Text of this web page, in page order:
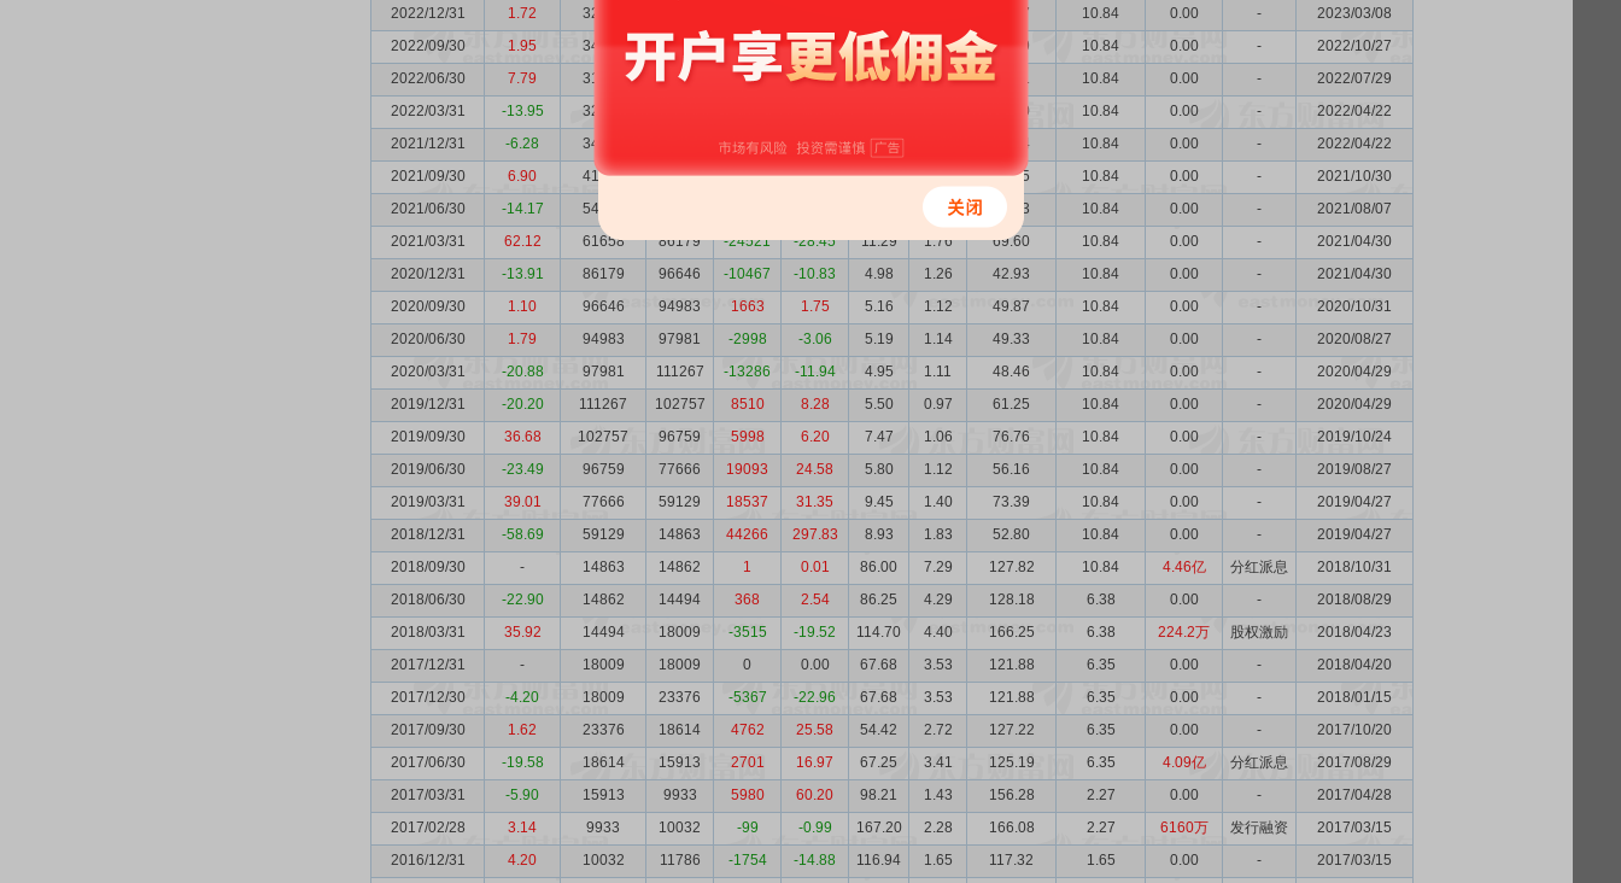
2022/12/31
1.72 32912 57.57 10.84 0.00 -
2023/03/08
2022/09/30
1.95 34191 31762 2429 7.65 16.55 3.17 56.59 10.84 0.00 -
2022/10/27
2022/06/30
7.79 31762 32207 -445 -1.38 17.48 3.41 55.51 10.84 0.00 -
2022/07/29
2022/03/31
-13.95 32207 51.50 10.84 0.00 -
2022/04/22
2021/12/31
-6.28 34726 -6927 -16.63 17.23 59.84 10.84 0.00 -
2022/04/22
2021/09/30
6.90 41653 54393 -12740 -23.42 15.33 2.60 63.85 10.84 0.00 -
2021/10/30
2021/06/30
-14.17 54393 1.99 59.73 10.84 0.00 -
2021/08/07
2021/03/31
62.12 61658 86179 -24521 -28.45 11.29 1.76 69.60 10.84 0.00 -
2021/04/30
2020/12/31
-13.91 86179 96646 -10467 -10.83 4.98 1.26 42.93 10.84 0.00 -
2021/04/30
2020/09/30
1.10 96646 94983 1663 1.75 5.16 1.12 49.87 10.84 0.00 -
2020/10/31
2020/06/30
1.79 94983 97981 -2998 -3.06 5.19 1.14 49.33 10.84 0.00 -
2020/08/27
2020/03/31
-20.88 97981 111267 -13286 -11.94 4.95 1.11 48.46 10.84 0.00 -
2020/04/29
2019/12/31
-20.20 111267 102757 8510 8.28 5.50 0.97 61.25 10.84 0.00 -
2020/04/29
2019/09/30
36.68 102757 96759 5998 6.20 7.47 1.06 76.76 10.84 0.00 -
2019/10/24
2019/06/30
-23.49 96759 77666 19093 24.58 5.80 1.12 56.16 10.84 0.00 -
2019/08/27
2019/03/31
39.01 77666 59129 18537 31.35 9.45 1.40 73.39 10.84 0.00 -
2019/04/27
2018/12/31
-58.69 59129 14863 44266 297.83 8.93 1.83 52.80 10.84 0.00 -
2019/04/27
2018/09/30
- 14863 14862 1 0.01 86.00 7.29 127.82 10.84 4.46亿 分红派息
2018/10/31
2018/06/30
-22.90 14862 14494 368 2.54 86.25 4.29 128.18 6.38 0.00 -
2018/08/29
2018/03/31
35.92 14494 18009 -3515 -19.52 114.70 4.40 166.25 6.38 224.2万 股权激励
2018/04/23
2017/12/31
- 18009 18009 0 0.00 67.68 3.53 121.88 6.35 0.00 -
2018/04/20
2017/12/30
-4.20 18009 23376 -5367 -22.96 67.68 3.53 121.88 6.35 0.00 -
2018/01/15
2017/09/30
1.62 23376 18614 4762 25.58 54.42 2.72 127.22 6.35 0.00 -
2017/10/20
2017/06/30
-19.58 18614 15913 2701 16.97 67.25 3.41 125.19 6.35 4.09亿 分红派息
2017/08/29
2017/03/31
-5.90 15913 9933 5980 60.20 98.21 1.43 156.28 2.27 0.00 -
2017/04/28
2017/02/28
3.14 9933 10032 -99 -0.99 167.20 2.28 166.08 2.27 6160万 发行融资
2017/03/15
2016/12/31
4.20 10032 11786 -1754 -14.88 116.94 1.65 117.32 1.65 0.00 -
2017/03/15